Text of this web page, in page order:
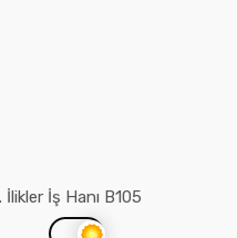
B105 Osmangazi / Bursa